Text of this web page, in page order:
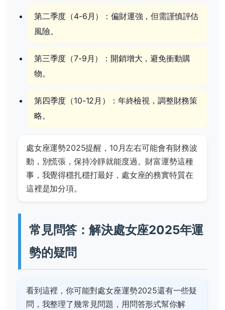
第二季度（4-6月）：偏財運強，但需謹慎評估
風險。
第三季度（7-9月）：開銷增大，避免衝動購
物。
第四季度（10-12月）：年終檢視，調整財務策
略。
處女座運勢2025提醒，10月左右可能會有財務波
動，別慌張，保持冷靜就能度過。財富運勢這種
事，我覺得穩扎穩打最好，處女座的務實特質在
這裡是加分項。
常見問答：解決處女座2025年運
勢的疑問
看到這裡，你可能對處女座運勢2025還有一些疑
問，我整理了幾常見問題，用問答形式幫你解